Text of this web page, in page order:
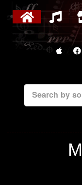
Search by